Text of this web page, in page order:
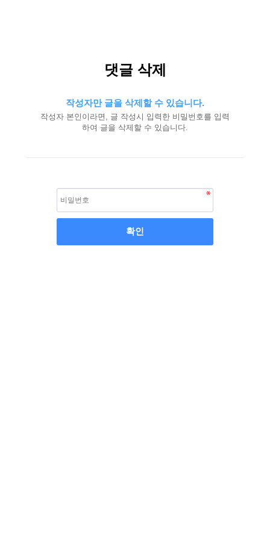
댓글 삭제
작성자만 글을 삭제할 수 있습니다.
작성자 본인이라면, 글 작성시 입력한 비밀번호를 입력
하여 글을 삭제할 수 있습니다.